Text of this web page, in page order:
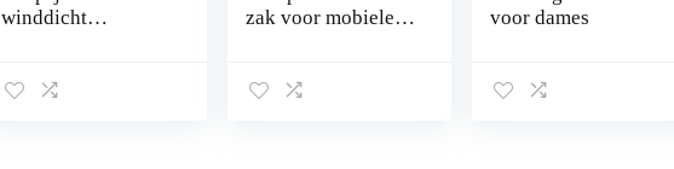
winddicht
nekwarmer heren
zak voor mobiele
katoen
voor dames